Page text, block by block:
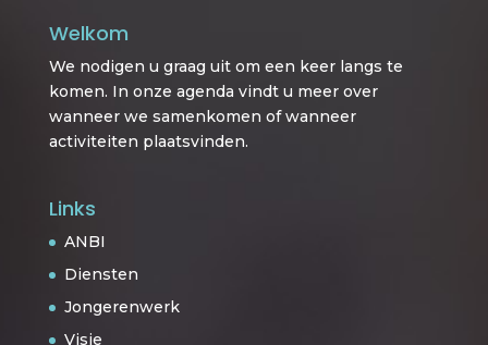
Welkom
We nodigen u graag uit om een keer langs te
komen. In onze agenda vindt u meer over
wanneer we samenkomen of wanneer
activiteiten plaatsvinden.
Links
ANBI
Diensten
Jongerenwerk
Visie